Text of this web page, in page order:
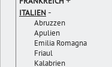
ITALIEN -
Abruzzen
Apulien
Emilia Romagna
Friaul
Kalabrien